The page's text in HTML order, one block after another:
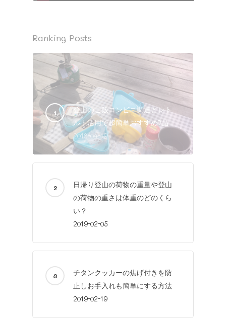
Ranking Posts
登山のご飯コンビニ調達とレト
ルト活用で超簡単おすすめ7品
2018-04-19
日帰り登山の荷物の重量や登山
の荷物の重さは体重のどのくら
い？
2019-02-05
チタンクッカーの焦げ付きを防
止しお手入れも簡単にする方法
2019-02-19